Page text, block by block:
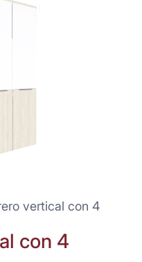
vertical con 4
con 4